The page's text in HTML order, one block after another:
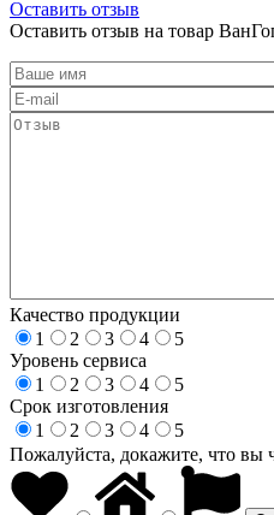
Оставить отзыв
Оставить отзыв на товар
Качество продукции
1
2 3 4
5
Уровень сервиса
1
2 3 4
5
Срок изготовления
1
2 3 4
5
Пожалуйста, докажите, что вы